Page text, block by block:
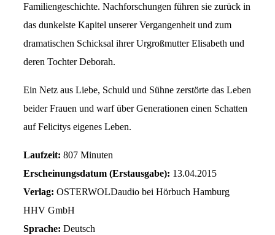
Familiengeschichte. Nachforschungen führen sie zurück in
das dunkelste Kapitel unserer Vergangenheit und zum
dramatischen Schicksal ihrer Urgroßmutter Elisabeth und
deren Tochter Deborah.
Ein Netz aus Liebe, Schuld und Sühne zerstörte das Leben
beider Frauen und warf über Generationen einen Schatten
auf Felicitys eigenes Leben.
Laufzeit: 807 Minuten
Erscheinungsdatum (Erstausgabe): 13.04.2015
Verlag: OSTERWOLDaudio bei Hörbuch Hamburg
HHV GmbH
Sprache: Deutsch